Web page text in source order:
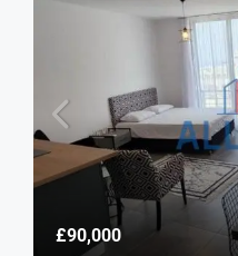
£90,000